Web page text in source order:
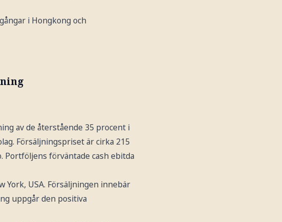
i Hongkong och
av de återstående 35 procent i
Försäljningspriset är cirka 215
Portföljens förväntade cash ebitda
York, USA. Försäljningen innebär
uppgår den positiva